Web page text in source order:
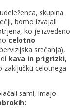
skupina
bomo izvajali
ko je izvedeno
celotno
srečanja),
kava in prigrizki,
zaključku celotnega
sami, imajo